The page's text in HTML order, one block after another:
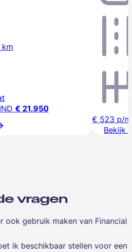
€ 21.950
€ 523 p/m
Bekijk
vragen
ook gebruik maken van Financial
ik beschikbaar stellen voor een